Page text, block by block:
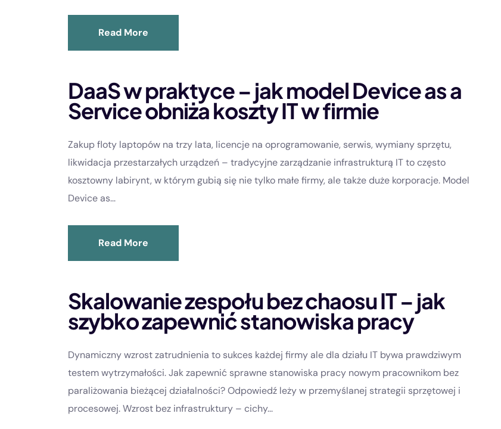
Read More
DaaS w praktyce – jak model Device as a
Service obniża koszty IT w firmie
Zakup floty laptopów na trzy lata, licencje na oprogramowanie, serwis, wymiany sprzętu,
likwidacja przestarzałych urządzeń – tradycyjne zarządzanie infrastrukturą IT to często
kosztowny labirynt, w którym gubią się nie tylko małe firmy, ale także duże korporacje. Model
Device as...
Read More
Skalowanie zespołu bez chaosu IT – jak
szybko zapewnić stanowiska pracy
Dynamiczny wzrost zatrudnienia to sukces każdej firmy ale dla działu IT bywa prawdziwym
testem wytrzymałości. Jak zapewnić sprawne stanowiska pracy nowym pracownikom bez
paraliżowania bieżącej działalności? Odpowiedź leży w przemyślanej strategii sprzętowej i
procesowej. Wzrost bez infrastruktury – cichy...